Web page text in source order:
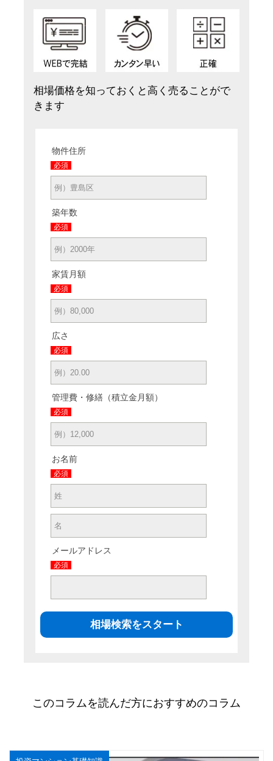
相場価格を知っておくと高く売ることがで
きます
物件住所
必須
築年数
必須
家賃月額
必須
広さ
必須
管理費・修繕（積立金月額）
必須
お名前
必須
メールアドレス
必須
このコラムを読んだ方におすすめのコラム